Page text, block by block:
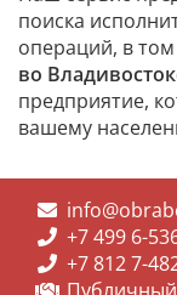
поиска
операций, в
во
предприятие,
вашему
+7 499 6-
+7 812 7-